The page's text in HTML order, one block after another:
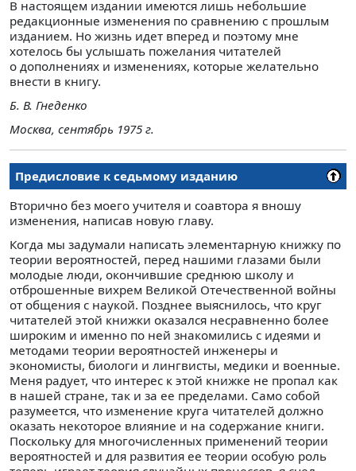
В настоящем издании имеются лишь небольшие
редакционные изменения по сравнению с прошлым
изданием. Но жизнь идет вперед и поэтому мне
хотелось бы услышать пожелания читателей
о дополнениях и изменениях, которые желательно
внести в книгу.
Б. В. Гнеденко
Москва, сентябрь 1975 г.
Предисловие к седьмому изданию
Вторично без моего учителя и соавтора я вношу
изменения, написав новую главу.
Когда мы задумали написать элементарную книжку по
теории вероятностей, перед нашими глазами были
молодые люди, окончившие среднюю школу и
отброшенные вихрем Великой Отечественной войны
от общения с наукой. Позднее выяснилось, что круг
читателей этой книжки оказался несравненно более
широким и именно по ней знакомились с идеями и
методами теории вероятностей инженеры и
экономисты, биологи и лингвисты, медики и военные.
Меня радует, что интерес к этой книжке не пропал как
в нашей стране, так и за ее пределами. Само собой
разумеется, что изменение круга читателей должно
оказать некоторое влияние и на содержание книги.
Поскольку для многочисленных применений теории
вероятностей и для развития ее теории особую роль